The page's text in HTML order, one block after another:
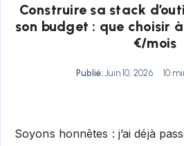
Construire sa stack
son budget : que choisir
€/mois
Publié: Juin 10, 2026 10
Soyons honnêtes : j’ai déjà